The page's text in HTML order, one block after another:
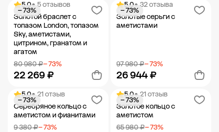
Добавить в корзину Добавить в корзину
5.0• 5 отзывов
Золотой браслет с
топазом London, топазом
Sky, аметистами,
цитрином, гранатом и
агатом
80 980 ₽− 73%
22 269 ₽
− 73%
Добавить в корзину
5.0• 32 отзыва
Золотые серьги с
аметистами
97 980 ₽− 73%
26 944 ₽
− 73%
Добавить в корзину
5.0• 21 отзыв
Серебряное кольцо с
аметистом и фианитами
9 380 ₽− 73%
− 73%
5.0• 21 отзыв
Золотое кольцо с
аметистом
65 980 ₽− 73%
− 73%